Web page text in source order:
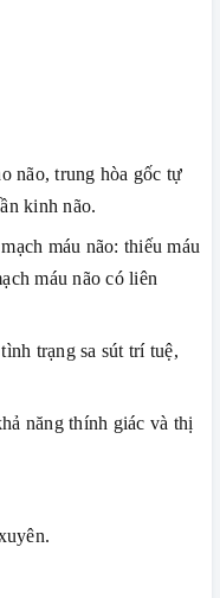
não, trung hòa gốc tự
kinh não.
máu não: thiếu máu
máu não có liên
trạng sa sút trí tuệ,
năng thính giác và thị